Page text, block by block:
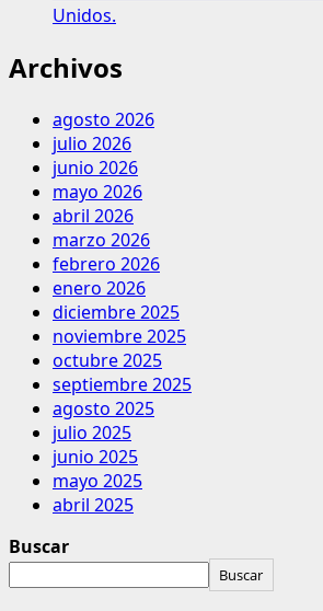
Unidos.
Archivos
agosto 2026
julio 2026
junio 2026
mayo 2026
abril 2026
marzo 2026
febrero 2026
enero 2026
diciembre 2025
noviembre 2025
octubre 2025
septiembre 2025
agosto 2025
julio 2025
junio 2025
mayo 2025
abril 2025
Buscar
Buscar